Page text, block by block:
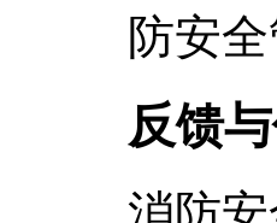
防安全
反馈